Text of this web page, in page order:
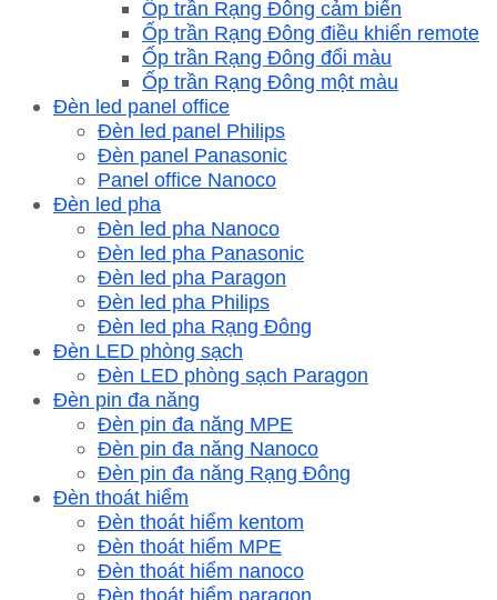
Ốp trần Rạng Đông cảm biến
Ốp trần Rạng Đông điều khiển remote
Ốp trần Rạng Đông đổi màu
Ốp trần Rạng Đông một màu
Đèn led panel office
Đèn led panel Philips
Đèn panel Panasonic
Panel office Nanoco
Đèn led pha
Đèn led pha Nanoco
Đèn led pha Panasonic
Đèn led pha Paragon
Đèn led pha Philips
Đèn led pha Rạng Đông
Đèn LED phòng sạch
Đèn LED phòng sạch Paragon
Đèn pin đa năng
Đèn pin đa năng MPE
Đèn pin đa năng Nanoco
Đèn pin đa năng Rạng Đông
Đèn thoát hiểm
Đèn thoát hiểm kentom
Đèn thoát hiểm MPE
Đèn thoát hiểm nanoco
Đèn thoát hiểm paragon